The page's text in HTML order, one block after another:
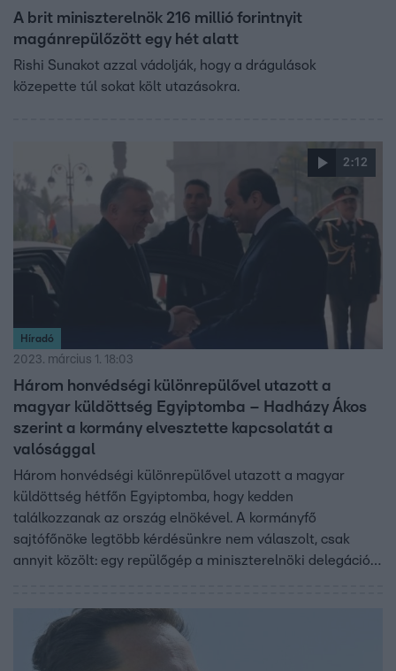
A brit miniszterelnök 216 millió forintnyit
magánrepülőzött egy hét alatt
Rishi Sunakot azzal vádolják, hogy a drágulások
közepette túl sokat költ utazásokra.
2:12
Híradó
2023. március 1. 18:03
Három honvédségi különrepülővel utazott a
magyar küldöttség Egyiptomba – Hadházy Ákos
szerint a kormány elvesztette kapcsolatát a
valósággal
Három honvédségi különrepülővel utazott a magyar
küldöttség hétfőn Egyiptomba, hogy kedden
találkozzanak az ország elnökével. A kormányfő
sajtófőnöke legtöbb kérdésünkre nem válaszolt, csak
annyit közölt: egy repülőgép a miniszterelnöki delegációt,
országgyűlési képviselő szerint a kormány teljesen
elvesztette a kapcsolatát a valósággal.